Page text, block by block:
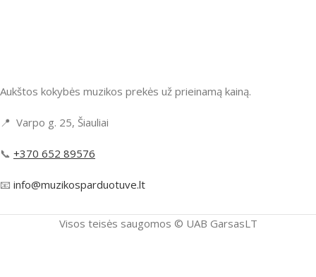
Aukštos kokybės muzikos prekės už prieinamą kainą.
📍 Varpo g. 25, Šiauliai
📞 +370 652 89576
📧 info@muzikosparduotuve.lt
Visos teisės saugomos ©️ UAB GarsasLT